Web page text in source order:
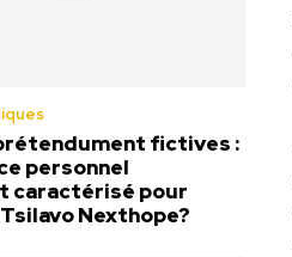
fictives :
personnel
caractérisé pour
Nexthope?